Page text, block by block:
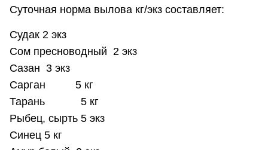
Суточная норма вылова кг/экз составляет:
Судак 2 экз
Сом пресноводный 2 экз
Сазан 3 экз
Сарган 5 кг
Тарань 5 кг
Рыбец, сырть 5 экз
Синец 5 кг